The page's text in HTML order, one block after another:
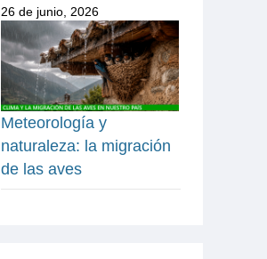
26 de junio, 2026
Meteorología y
naturaleza: la migración
de las aves